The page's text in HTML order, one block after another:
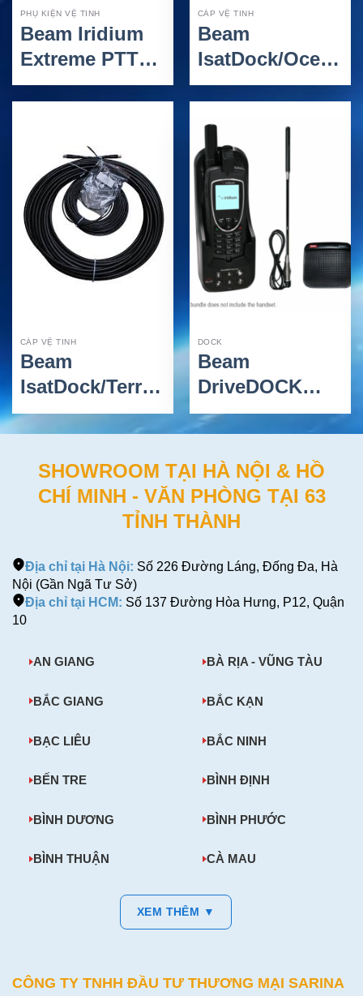
PHỤ KIỆN VỆ TINH
Beam Iridium
Extreme PTT
Grab ‘N’ Go –
Liên Lạc PTT
và Tiện Lợi
Cho Iridium
9575
CÁP VỆ TINH
Beam
IsatDock/Oceana
31m – Bộ Cáp
Chủ Động
SMA/TNC Cho
Hệ Thống
Inmarsat
Khoảng Cách
Dài
CÁP VỆ TINH
Beam
IsatDock/Terra
40m – Bộ Cáp
Thụ Động
SMA/TNC Cho
Anten Inmarsat
DOCK
Beam
DriveDOCK
9575
EXTRMDD-WB2
– Bộ dock liên
lạc vệ tinh cho
Iridium
SHOWROOM TẠI HÀ NỘI & HỒ
CHÍ MINH - VĂN PHÒNG TẠI 63
TỈNH THÀNH
Địa chỉ tại Hà Nội: Số 226 Đường Láng, Đống Đa, Hà
Nội (Gần Ngã Tư Sở)
Địa chỉ tại HCM: Số 137 Đường Hòa Hưng, P12, Quận
10
AN GIANG BÀ RỊA - VŨNG TÀU
BẮC GIANG BẮC KẠN
BẠC LIÊU BẮC NINH
BẾN TRE BÌNH ĐỊNH
BÌNH DƯƠNG BÌNH PHƯỚC
BÌNH THUẬN CÀ MAU
XEM THÊM ▼
CÔNG TY TNHH ĐẦU TƯ THƯƠNG MẠI SARINA